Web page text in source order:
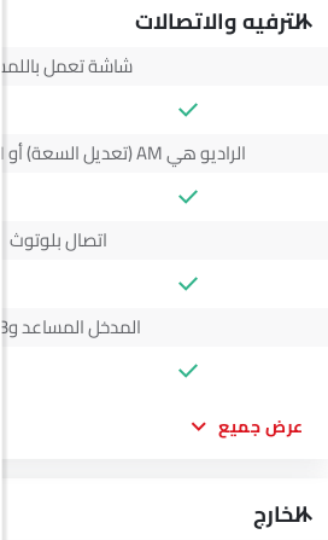
الترفيه والاتصالات
شاشة تعمل باللمس
الراديو هي AM (تعديل السعة) أو FM (تضمين التردد)،
اتصال بلوتوث
المدخل المساعد وUSB
عرض جميع
الخارج